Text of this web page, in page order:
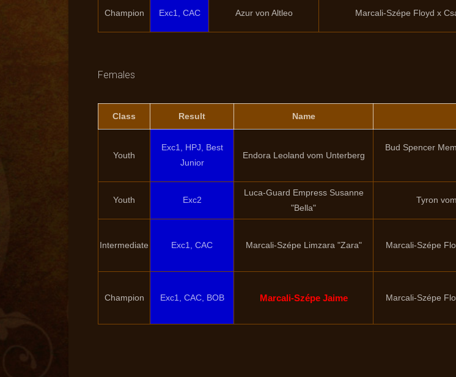
Champion Exc1, CAC Azur von Altleo Marcali-Szépe Floyd x
Females
Class Result Name
Youth
Exc1, HPJ, Best
Junior
Endora Leoland vom Unterberg
Bud Spencer
Youth Exc2
Luca-Guard Empress Susanne
"Bella"
Tyron
Intermediate Exc1, CAC Marcali-Szépe Limzara "Zara" Marcali-Szépe
Champion Exc1, CAC, BOB Marcali-Szépe Jaime Marcali-Szépe